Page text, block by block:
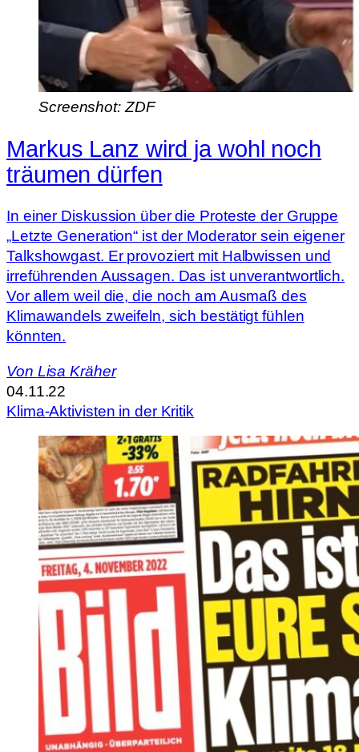
Screenshot: ZDF
Markus Lanz wird ja wohl noch
träumen dürfen
In einer Diskussion über die Proteste der Gruppe
„Letzte Generation“ ist der Moderator sein eigener
Talkshowgast. Er provoziert mit Halbwissen und
irreführenden Aussagen. Das ist unverantwortlich.
Vor allem weil die, die noch am Ausmaß des
Klimawandels zweifeln, sich bestätigt fühlen
könnten.
Von Lisa Kräher
04.11.22
Klima-Aktivisten in der Kritik